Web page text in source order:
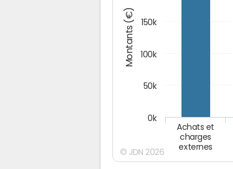
Montants (€)
Achats et
charges
externes
0k
50k
100k
150k
© JDN 2026